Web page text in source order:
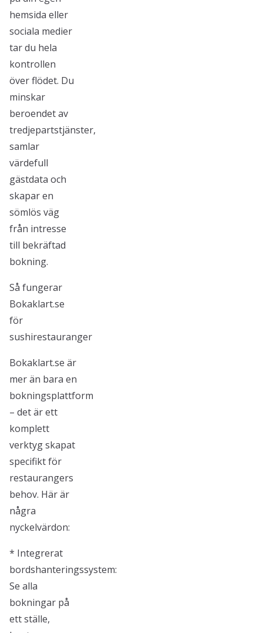
hemsida eller
sociala medier
tar du hela
kontrollen
över flödet. Du
minskar
beroendet av
tredjepartstjänster,
samlar
värdefull
gästdata och
skapar en
sömlös väg
från intresse
till bekräftad
bokning.
Så fungerar
Bokaklart.se
för
sushirestauranger
Bokaklart.se är
mer än bara en
bokningsplattform
– det är ett
komplett
verktyg skapat
specifikt för
restaurangers
behov. Här är
några
nyckelvärdon:
* Integrerat
bordshanteringssystem:
Se alla
bokningar på
ett ställe,